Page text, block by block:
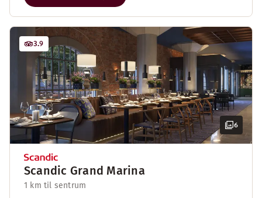
6
3.9
Scandic Grand Marina
1 km til sentrum